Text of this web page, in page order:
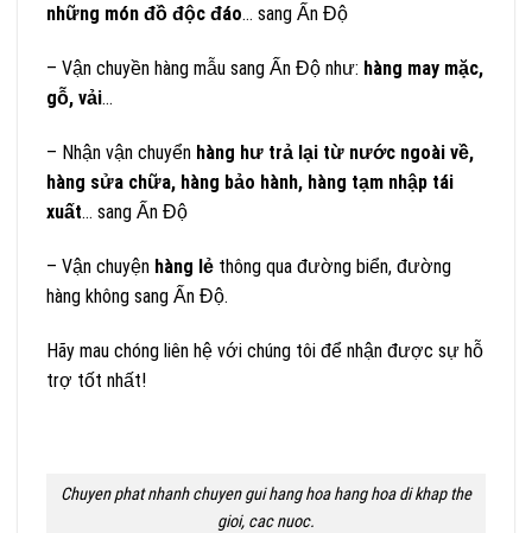
những món đồ độc đáo… sang Ấn Độ
– Vận chuyền hàng mẫu sang Ấn Độ như: hàng may mặc,
gỗ, vải…
– Nhận vận chuyển hàng hư trả lại từ nước ngoài về,
hàng sửa chữa, hàng bảo hành, hàng tạm nhập tái
xuất… sang Ấn Độ
– Vận chuyện hàng lẻ thông qua đường biển, đường
hàng không sang Ấn Độ.
Hãy mau chóng liên hệ với chúng tôi để nhận được sự hỗ
trợ tốt nhất!
Chuyen phat nhanh chuyen gui hang hoa hang hoa di khap the
gioi, cac nuoc.